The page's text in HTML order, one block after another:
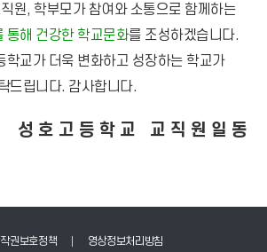
원, 학부모가 참여와 소통으로 함께하는
통해 건강한 학교문화를 조성하겠습니다.
학교가 더욱 변화하고 성장하는 학교가
드립니다. 감사합니다.
성호고등학교 교직원일동
권보호정책
영상정보처리방침